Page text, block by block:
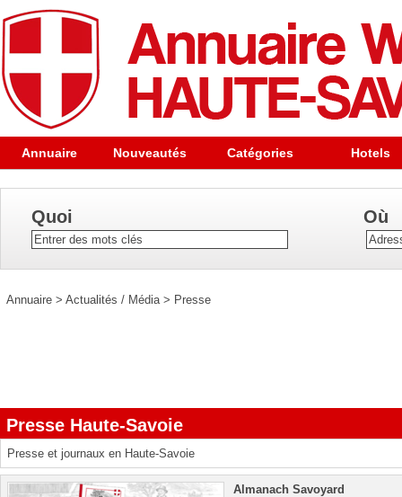
Annuaire Nouveautés Catégories Hotels
Quoi Où
Annuaire > Actualités / Média > Presse
Presse Haute-Savoie
Presse et journaux en Haute-Savoie
Almanach Savoyard